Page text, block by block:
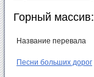
Горный массив:
Название перевала
Песни больших дорог